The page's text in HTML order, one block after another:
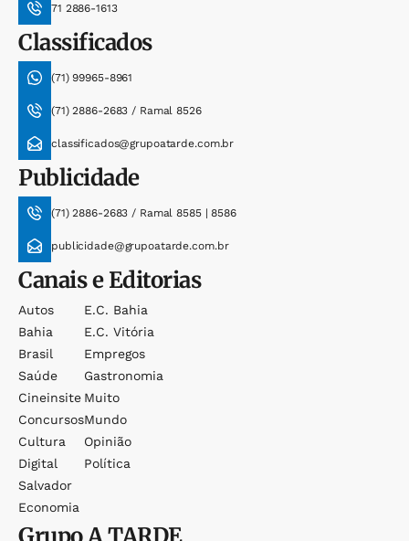
71 2886-1613
Classificados
(71) 99965-8961
(71) 2886-2683 / Ramal 8526
classificados@grupoatarde.com.br
Publicidade
(71) 2886-2683 / Ramal 8585 | 8586
publicidade@grupoatarde.com.br
Canais e Editorias
Autos
Bahia
Brasil
Saúde
Cineinsite
Concursos
Cultura
Digital
Salvador
Economia
E.c. Bahia
E.c. Vitória
Empregos
Gastronomia
Muito
Mundo
Opinião
Política